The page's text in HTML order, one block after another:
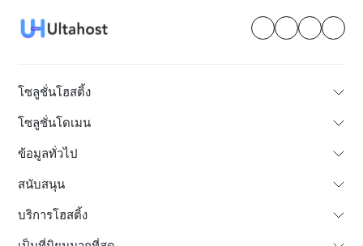
โซลูชั่นโฮสติ้ง
โซลูชั่นโดเมน
ข้อมูลทั่วไป
สนับสนุน
บริการโฮสติ้ง